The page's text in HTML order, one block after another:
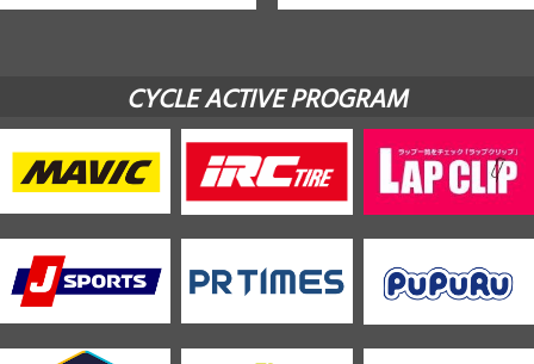
CYCLE ACTIVE PROGRAM